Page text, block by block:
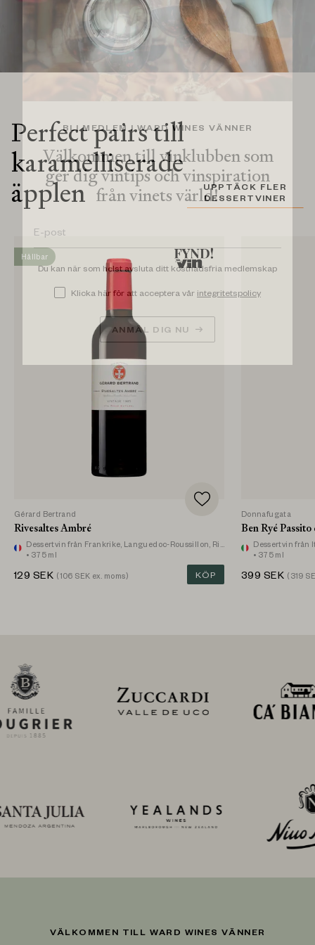
BLI MEDLEM I WARD WINES VÄNNER
Välkommen till vinklubben som
ger dig vintips och vinspiration
från vinets värld!
Du kan när som helst avsluta ditt kostnadsfria medlemskap
Klicka här för att acceptera vår integritetspolicy
ANMÄL DIG NU
Perfect pairs till
karamelliserade
äpplen
UPPTÄCK FLER
DESSERTVINER
Hållbar
Gérard Bertrand
Rivesaltes Ambré
Dessertvin från Frankrike, Languedoc-Roussillon, Rivesaltes
• 375 ml
129 SEK (106 SEK ex. moms) KÖP
Donnafugata
Ben Ryé
Dessertvin från
• 375 ml
399 SEK ( 319
VÄLKOMMEN TILL WARD WINES VÄNNER